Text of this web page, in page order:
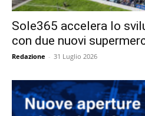
Sole365 accelera lo
con due nuovi
Redazione - 31 Luglio 2026